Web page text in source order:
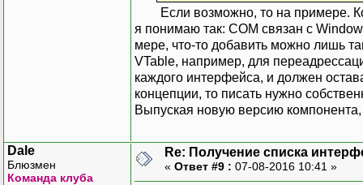
Если возможно, то на примере. Код приводить не нужно, просто для понимания. На настоящий момент
я понимаю так: COM связан с
мере, что-то добавить можно лишь
VTable, например, для
каждого интерфейса, и должен
концепции, то писать нужно
Выпуская новую версию
Dale
Блюзмен
Команда клуба
Re: Получение списка
« Ответ #9 : 07-08-2016 10:41 »